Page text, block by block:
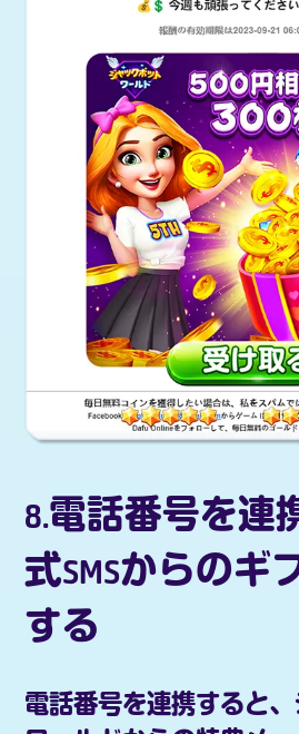
8.電話番号を連
式SMSからのギ
する
電話番号を連携すると